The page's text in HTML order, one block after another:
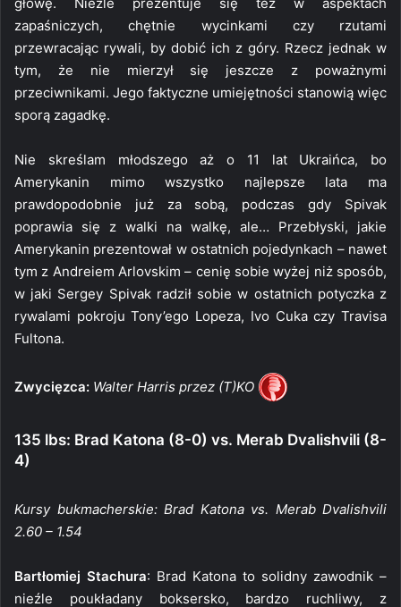
zapaśniczych, chętnie wycinkami czy rzutami
przewracając rywali, by dobić ich z góry. Rzecz jednak w
tym, że nie mierzył się jeszcze z poważnymi
przeciwnikami. Jego faktyczne umiejętności stanowią więc
sporą zagadkę.
Nie skreślam młodszego aż o 11 lat Ukraińca, bo
Amerykanin mimo wszystko najlepsze lata ma
prawdopodobnie już za sobą, podczas gdy Spivak
poprawia się z walki na walkę, ale… Przebłyski, jakie
Amerykanin prezentował w ostatnich pojedynkach – nawet
tym z Andreiem Arlovskim – cenię sobie wyżej niż sposób,
w jaki Sergey Spivak radził sobie w ostatnich potyczka z
rywalami pokroju Tony’ego Lopeza, Ivo Cuka czy Travisa
Fultona.
Zwycięzca: Walter Harris przez (T)KO
135 lbs: Brad Katona (8-0) vs. Merab Dvalishvili (8-
4)
Kursy bukmacherskie: Brad Katona vs. Merab Dvalishvili
2.60 – 1.54
Bartłomiej Stachura: Brad Katona to solidny zawodnik –
nieźle poukładany boksersko, bardzo ruchliwy, z